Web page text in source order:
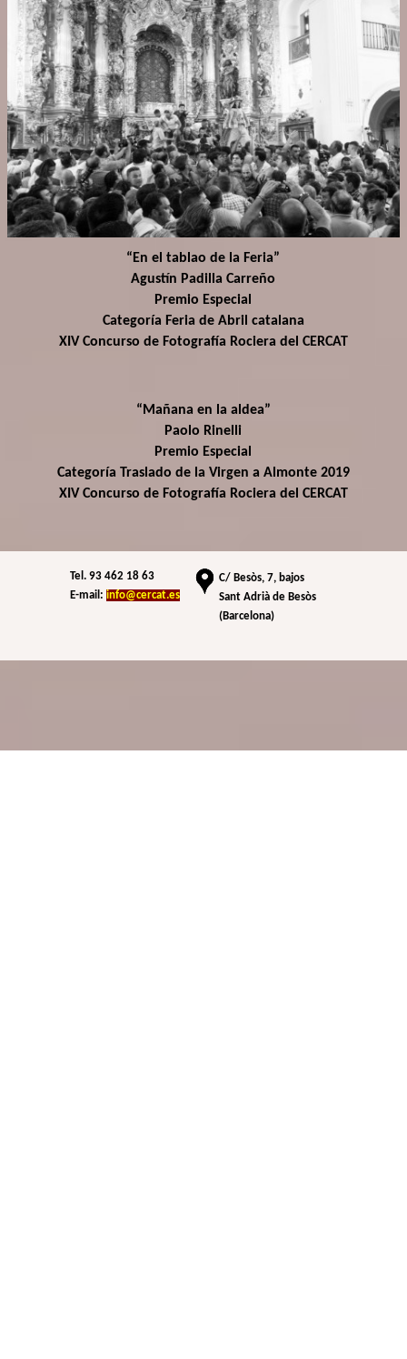
“En el tablao de la Feria”
Agustín Padilla Carreño
Premio Especial
Categoría Feria de Abril catalana
XIV Concurso de Fotografía Rociera del CERCAT
“Mañana en la aldea”
Paolo Rinelli
Premio Especial
Categoría Traslado de la Virgen a Almonte 2019
XIV Concurso de Fotografía Rociera del CERCAT
C/ Besòs, 7, bajos
Sant Adrià de Besòs
(Barcelona)
Tel. 93 462 18 63
E-mail: info@cercat.es